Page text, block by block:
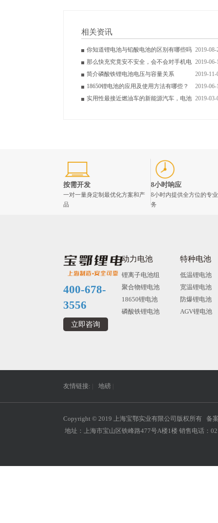
相关资讯
你知道锂电池与铅酸电池的区别有哪些吗 2019-08-
那么快充究竟安不安全，会不会对手机电 2019-06-
简介磷酸铁锂电池电压与容量关系
2019-11-
18650锂电池的应用及使用方法有哪些？
2019-06-
实用性最接近燃油车的新能源汽车，电池 2019-03-
按需开发
一对一量身定制最优化方案和产
品
8小时响应
8小时内提供全方位的专
务
400-678-
3556
立即咨询
动力电池
锂离子电池组
聚合物锂电池
18650锂电池
磷酸铁锂电池
特种电池
低温锂电池
宽温锂电池
防爆锂电池
AGV锂电池
友情链接: | 地磅 |
Copyright © 2019 上海宝鄂实业有限公司版权所有 备
地址：上海市宝山区铁峰路477号A楼1楼 销售电话：